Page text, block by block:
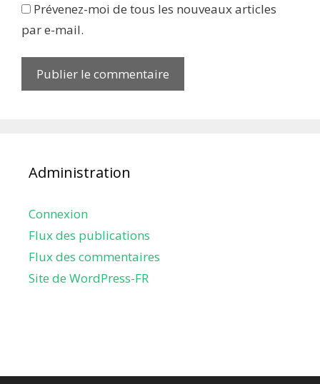
Prévenez-moi de tous les nouveaux articles
par e-mail.
Administration
Connexion
Flux des publications
Flux des commentaires
Site de WordPress-FR